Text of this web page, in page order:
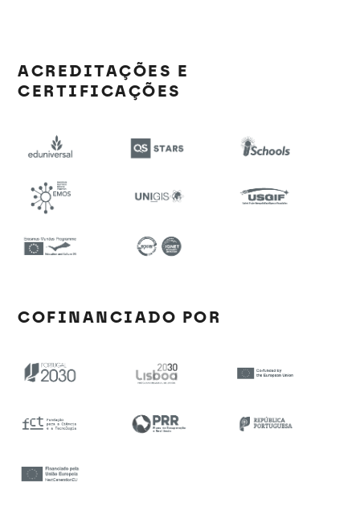
ACREDITAÇÕES E
CERTIFICAÇÕES
COFINANCIADO POR